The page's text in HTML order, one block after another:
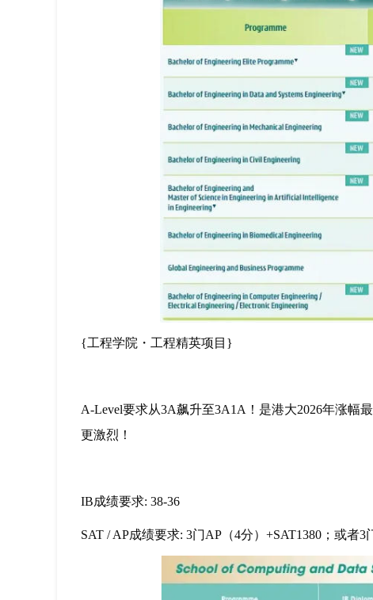
{工程学院・工程精英项目}
A-Level要求从3A飙升至3A1A！是港大2026年涨幅
更激烈！
IB成绩要求: 38-36
SAT / AP成绩要求: 3门AP（4分）+SAT1380；或者3